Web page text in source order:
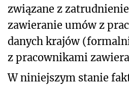
związane z
zawieranie umów z
danych krajów
z pracownikami
W niniejszym stanie